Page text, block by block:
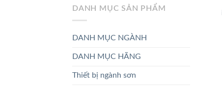
DANH MỤC SẢN PHẨM
DANH MỤC NGÀNH
DANH MỤC HÃNG
Thiết bị ngành sơn